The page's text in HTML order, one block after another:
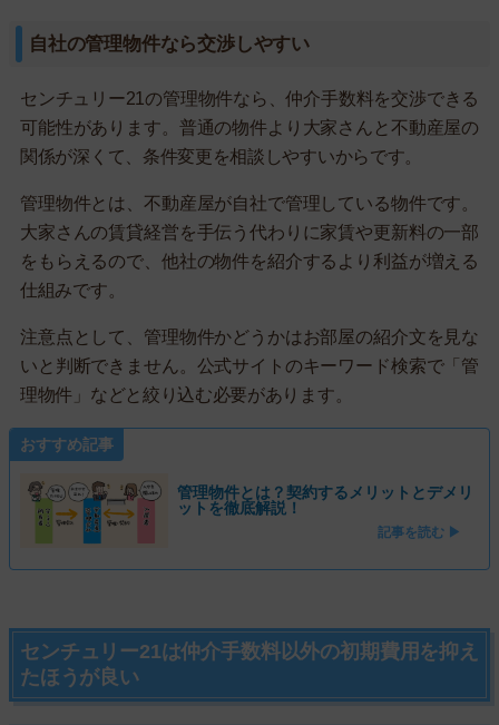
自社の管理物件なら交渉しやすい
センチュリー21の管理物件なら、仲介手数料を交渉できる
可能性があります。普通の物件より大家さんと不動産屋の
関係が深くて、条件変更を相談しやすいからです。
管理物件とは、不動産屋が自社で管理している物件です。
大家さんの賃貸経営を手伝う代わりに家賃や更新料の一部
をもらえるので、他社の物件を紹介するより利益が増える
仕組みです。
注意点として、管理物件かどうかはお部屋の紹介文を見な
いと判断できません。公式サイトのキーワード検索で「管
理物件」などと絞り込む必要があります。
おすすめ記事
管理物件とは？契約するメリットとデメリ
ットを徹底解説！
記事を読む ▶
センチュリー21は仲介手数料以外の初期費用を抑え
たほうが良い